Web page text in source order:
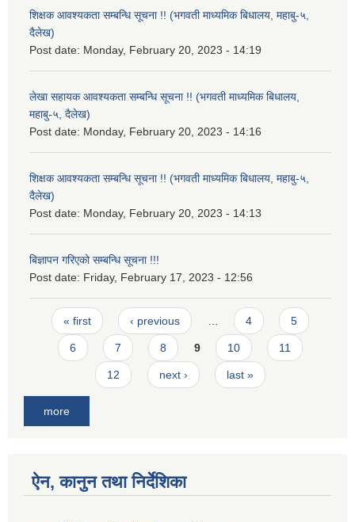
शिक्षक आवश्यकता सम्बन्धि सूचना !! (भगवती माध्यमिक बिधालय, महाबु-५,
दैलेख)
Post date: Monday, February 20, 2023 - 14:19
लेखा सहायक आवश्यकता सम्बन्धि सूचना !! (भगवती माध्यमिक बिधालय,
महाबु-५, दैलेख)
Post date: Monday, February 20, 2023 - 14:16
शिक्षक आवश्यकता सम्बन्धि सूचना !! (भगवती माध्यमिक बिधालय, महाबु-५,
दैलेख)
Post date: Monday, February 20, 2023 - 14:13
बिज्ञापन गरिएको सम्बन्धि सूचना !!!
Post date: Friday, February 17, 2023 - 12:56
Pages
« first ‹ previous 4 5
6 7 8 9 10 11
12 next › last »
more
ऐन, कानुन तथा निर्देशिका